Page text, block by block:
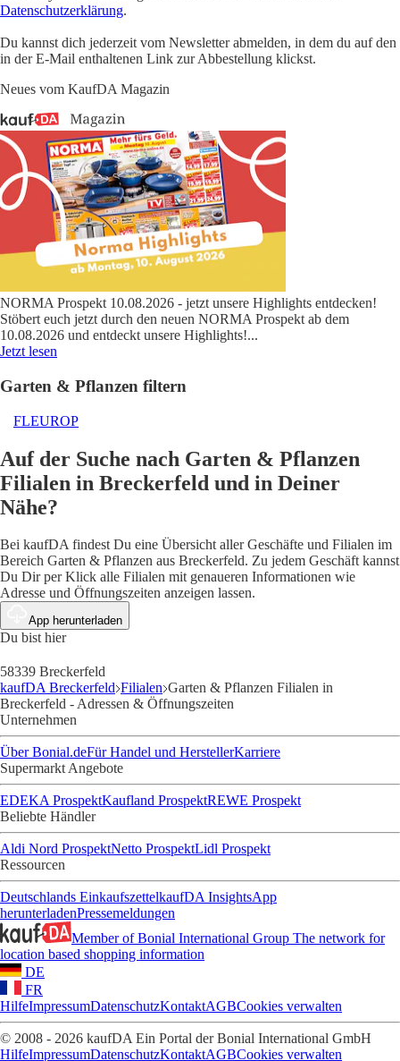
Datenschutzerklärung.
Du kannst dich jederzeit vom Newsletter abmelden, in dem du auf den
in der E-Mail enthaltenen Link zur Abbestellung klickst.
Neues vom KaufDA Magazin
NORMA Prospekt 10.08.2026 - jetzt unsere Highlights entdecken!
Stöbert euch jetzt durch den neuen NORMA Prospekt ab dem
10.08.2026 und entdeckt unsere Highlights!...
Jetzt lesen
Garten & Pflanzen filtern
FLEUROP
Auf der Suche nach Garten & Pflanzen
Filialen in Breckerfeld und in Deiner
Nähe?
Bei kaufDA findest Du eine Übersicht aller Geschäfte und Filialen im
Bereich Garten & Pflanzen aus Breckerfeld. Zu jedem Geschäft kannst
Du Dir per Klick alle Filialen mit genaueren Informationen wie
Adresse und Öffnungszeiten anzeigen lassen.
App herunterladen
Du bist hier
58339 Breckerfeld
kaufDA Breckerfeld Filialen Garten & Pflanzen Filialen in
Breckerfeld - Adressen & Öffnungszeiten
Unternehmen
Über Bonial.deFür Handel und HerstellerKarriere
Supermarkt Angebote
EDEKA ProspektKaufland ProspektREWE Prospekt
Beliebte Händler
Aldi Nord ProspektNetto ProspektLidl Prospekt
Ressourcen
Deutschlands EinkaufszettelkaufDA InsightsApp
herunterladenPressemeldungen
Member of Bonial International Group The network for
location based shopping information
DE
FR
HilfeImpressumDatenschutzKontaktAGBCookies verwalten
© 2008 - 2026 kaufDA Ein Portal der Bonial International GmbH
HilfeImpressumDatenschutzKontaktAGBCookies verwalten